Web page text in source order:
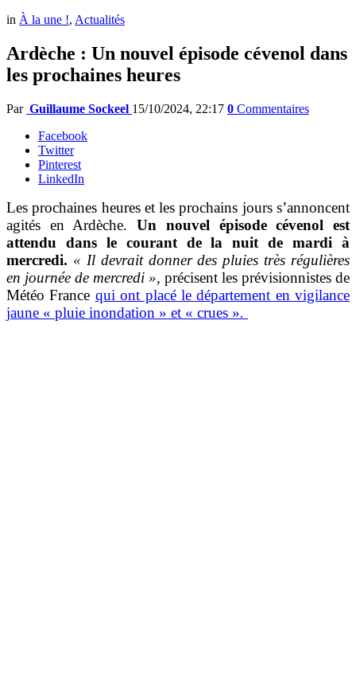
in À la une !, Actualités
Ardèche : Un nouvel épisode cévenol dans
les prochaines heures
Par Guillaume Sockeel 15/10/2024, 22:17 0 Commentaires
Facebook
Twitter
Pinterest
LinkedIn
Les prochaines heures et les prochains jours s’annoncent
agités en Ardèche.Un nouvel épisode cévenol est
attendu dans le courant de la nuit de mardi à
mercredi. « Il devrait donner des pluies très régulières
en journée de mercredi », précisent les prévisionnistes de
Météo France qui ont placé le département en vigilance
jaune « pluie inondation » et « crues ».